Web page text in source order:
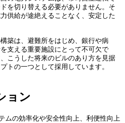
を切り替える必要がありません。そ
供給が途絶えることなく、安定した
築は、避難所をはじめ、銀行や病
支える重要施設にとって不可欠で
こうした将来のビルのあり方を見据
トの一つとして採用しています。
ョン
ムの効率化や安全性向上、利便性向上